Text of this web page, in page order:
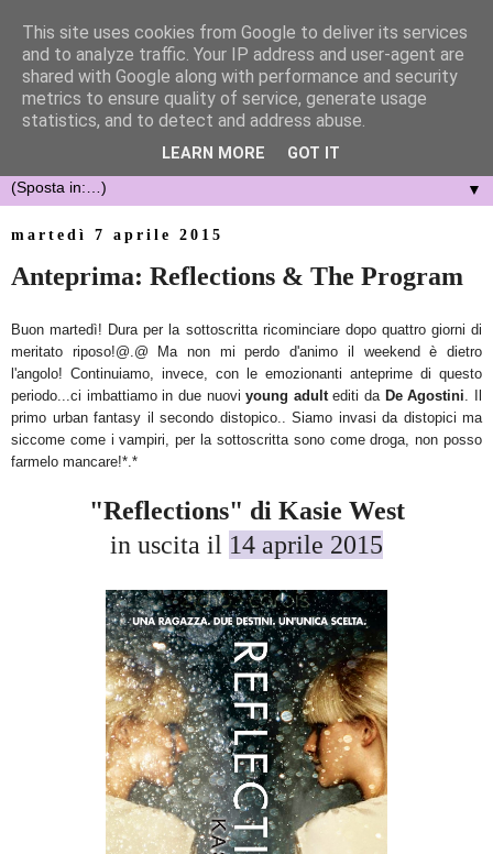
▼
martedì 7 aprile 2015
Anteprima: Reflections & The Program
Buon martedì! Dura per la sottoscritta ricominciare dopo quattro giorni di
meritato riposo!@.@ Ma non mi perdo d'animo il weekend è dietro
l'angolo! Continuiamo, invece, con le emozionanti anteprime di questo
periodo...ci imbattiamo in due nuoviyoung adultediti da De Agostini . Il
primo urban fantasy il secondo distopico.. Siamo invasi da distopici ma
siccome come i vampiri, per la sottoscritta sono come droga, non posso
farmelo mancare!*.*
"Reflections" di Kasie West
in uscita il 14 aprile 2015
This site uses cookies from Google to deliver its services
and to analyze traffic. Your IP address and user-agent are
shared with Google along with performance and security
metrics to ensure quality of service, generate usage
statistics, and to detect and address abuse.
LEARN MORE GOT IT